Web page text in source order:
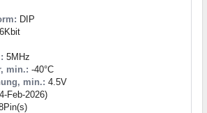
DIP
5MHz
min.: -40°C
min.: 4.5V
Feb-2026)